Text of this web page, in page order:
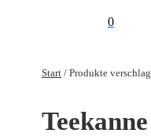
0
Start / Produkte
Teekanne